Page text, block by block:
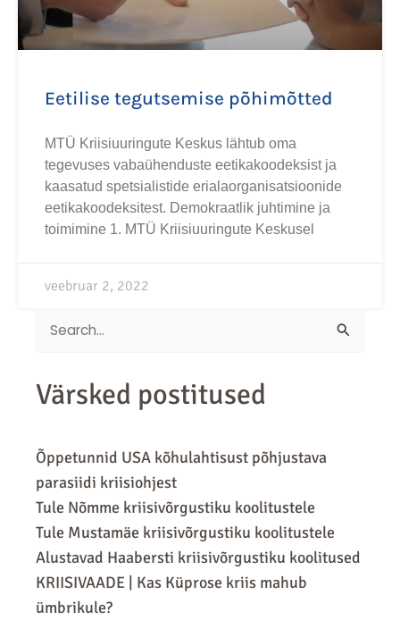
Eetilise tegutsemise põhimõtted
MTÜ Kriisiuuringute Keskus lähtub oma
tegevuses vabaühenduste eetikakoodeksist ja
kaasatud spetsialistide erialaorganisatsioonide
eetikakoodeksitest. Demokraatlik juhtimine ja
toimimine 1. MTÜ Kriisiuuringute Keskusel
veebruar 2, 2022
Search
Värsked postitused
Õppetunnid USA kõhulahtisust põhjustava
parasiidi kriisiohjest
Tule Nõmme kriisivõrgustiku koolitustele
Tule Mustamäe kriisivõrgustiku koolitustele
Alustavad Haabersti kriisivõrgustiku koolitused
KRIISIVAADE | Kas Küprose kriis mahub
ümbrikule?